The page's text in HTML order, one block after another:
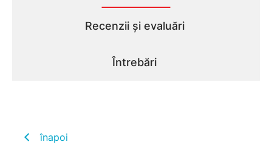
Recenzii și evaluări
Întrebări
înapoi